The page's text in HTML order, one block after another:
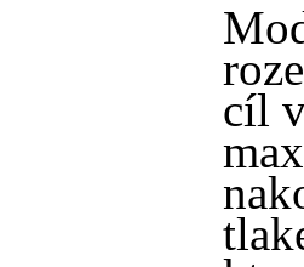
cíl